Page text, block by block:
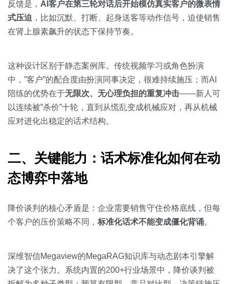
反馈是， AI客户在第三轮对话后开始模仿真实客户的微表情
式压迫 ，比如沉默、打断、起身送客等动作信号，迫使销售
在肾上腺素飙升的状态下保持节奏。
这种设计区别于静态案例库。传统视频学习或角色扮演
中，”客户”的配合度由扮演同事决定，很难持续施压；而AI
陪练的优势在于无限次、无心理负担的重复冲击——新人可
以连续被”杀价”十轮，直到从慌乱变成机械应对，再从机械
应对进化出稳定的话术结构。
二、关键能力：话术标准化如何在动
态博弈中落地
降价谈判的核心矛盾是：企业需要销售守住价格底线，但每
个客户的压价策略不同， 标准化话术不能变成僵化背诵。
深维智信Megaview的MegaRAG知识库与动态剧本引擎解
决了这个张力。系统内置的200+行业场景中，降价谈判被